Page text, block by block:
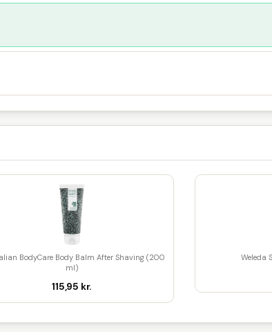
BodyCare Body Balm After Shaving (200
ml)
115,95 kr.
Weleda